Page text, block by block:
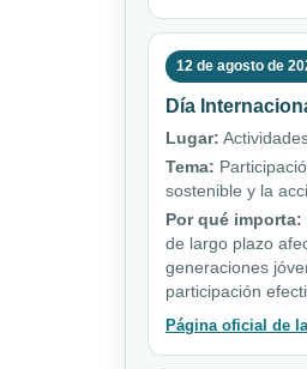
12 de agosto de
Día
Lugar:
Tema:
sostenible y la
Por qué importa:
de largo plazo
generaciones
participación
Página oficial de